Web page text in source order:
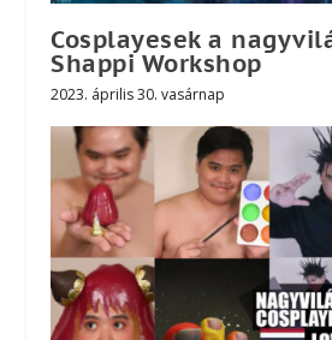
Cosplayesek a
Shappi Workshop
2023. április 30. vasárnap